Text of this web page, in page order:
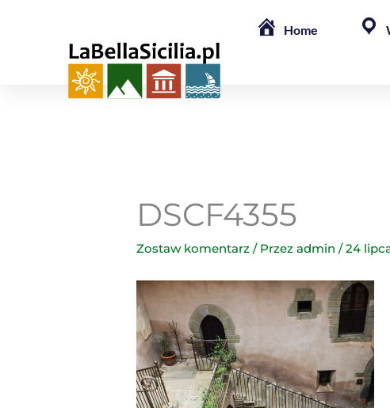
Home
DSCF4355
Zostaw komentarz / Przezadmin/24